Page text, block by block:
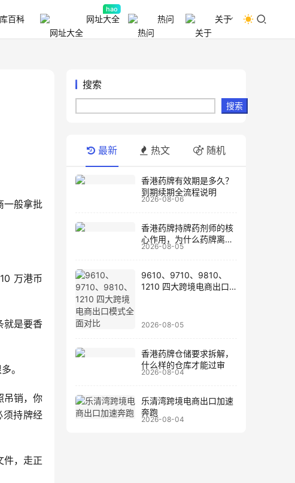
百科 网址大全
hao
热问 关于
一般拿批
万港币
就是要香
。
吊销，你
须持牌经
件，走正
搜索
搜索
最新 热文 随机
香港药牌有效期是多久？
到期续期全流程说明
2026-08-06
香港药牌持牌药剂师的核
心作用，为什么药牌离不
开药剂师
2026-08-05
9610、9710、9810、
1210 四大跨境电商出口
2026-08-05
香港药牌仓储要求拆解，
什么样的仓库才能过审
2026-08-04
乐清湾跨境电商出口加速
奔跑
2026-08-04